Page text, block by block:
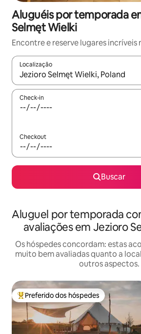
Aluguéis por temporada
Selmęt Wielki
Encontre e reserve lugares incríveis
Localização
Quando os resultados estiverem
Check-in
Checkout
Buscar
Aluguel por temporada
avaliações em Jezioro
Os hóspedes concordam: estas
muito bem avaliadas quanto a
outros aspectos.
Entre os melhores preferidos dos
Preferido dos hóspedes